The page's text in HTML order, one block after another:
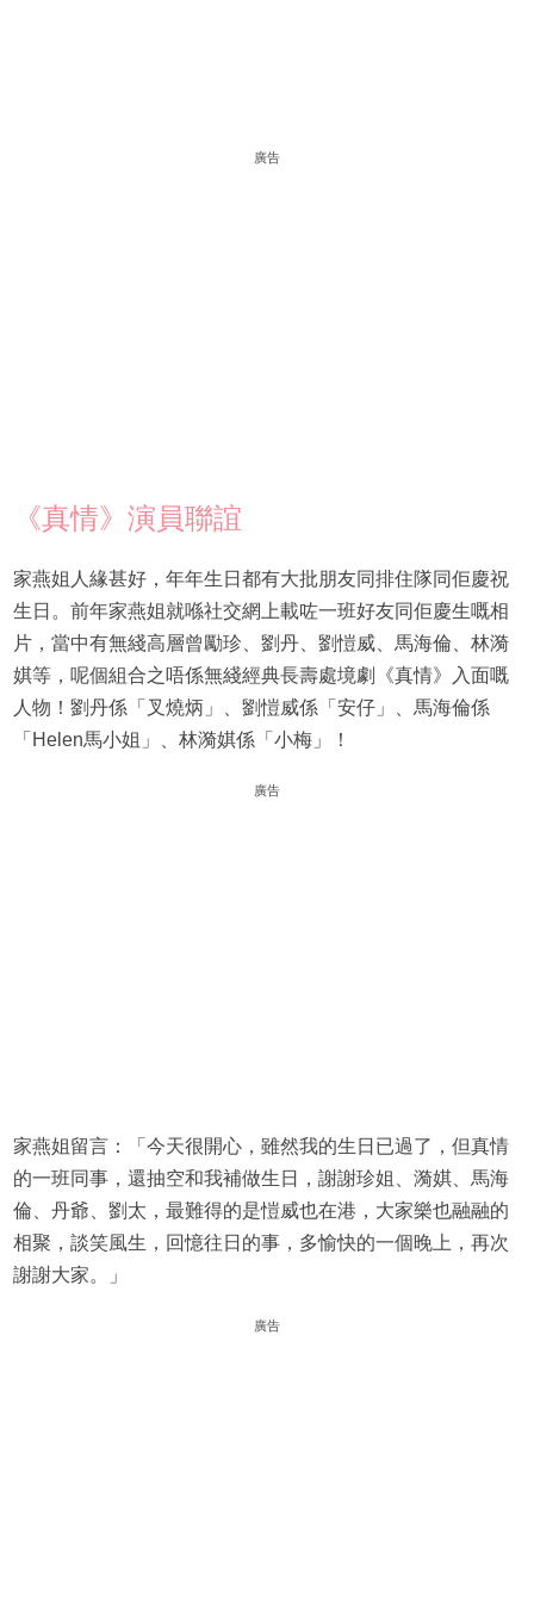
廣告
《真情》演員聯誼
家燕姐人緣甚好，年年生日都有大批朋友同排住隊同佢慶祝
生日。前年家燕姐就喺社交網上載咗一班好友同佢慶生嘅相
片，當中有無綫高層曾勵珍、劉丹、劉愷威、馬海倫、林漪
娸等，呢個組合之唔係無綫經典長壽處境劇《真情》入面嘅
人物！劉丹係「叉燒炳」、劉愷威係「安仔」、馬海倫係
「Helen馬小姐」、林漪娸係「小梅」！
廣告
家燕姐留言：「今天很開心，雖然我的生日已過了，但真情
的一班同事，還抽空和我補做生日，謝謝珍姐、漪娸、馬海
倫、丹爺、劉太，最難得的是愷威也在港，大家樂也融融的
相聚，談笑風生，回憶往日的事，多愉快的一個晚上，再次
謝謝大家。」
廣告